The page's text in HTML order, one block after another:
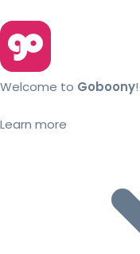
Welcome to Goboony!
Learn more